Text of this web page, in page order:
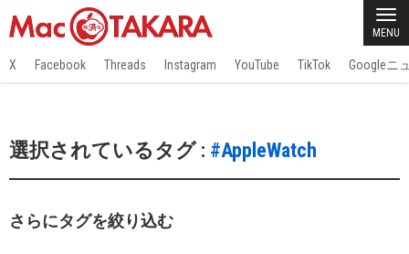
MENU
X Facebook Threads Instagram YouTube TikTok Googleニ
選択されているタグ : #AppleWatch
さらにタグを絞り込む